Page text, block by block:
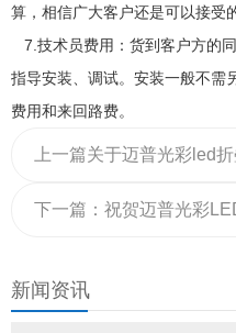
新闻资讯
算，相信广大客户还是可以接受
7.技术员费用：货到客户方的
指导安装、调试。安装一般不需
费用和来回路费。
上一篇关于迈普光彩led折
屏拆解详解,led折叠屏内
下一篇： 祝贺迈普光彩
厅